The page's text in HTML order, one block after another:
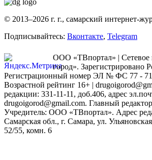
© 2013–2026 г. г., самарский интернет-
Подписывайтесь: Вконтакте, Telegram
ООО «ТВпортал» | Сетевое
город». Зарегистрировано
Регистрационный номер ЭЛ № ФС 77 -
Возрастной рейтинг 16+ |
редакции: 331-11-11, доб.406, адрес
drugoigorod@gmail.com. Главный
Учредитель: ООО «ТВпортал». Адрес
Самарская обл., г. Самара, ул.
52/55, комн. 6